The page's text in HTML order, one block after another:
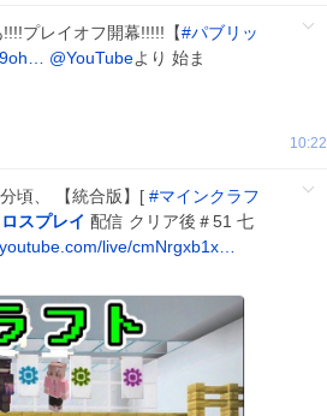
プレイオフ開幕!!!!!【#パブリッ
@YouTubeより 始ま
10:22
頃、 【統合版】[ #マインクラフ
スプレイ 配信 クリア後＃51 七
youtube.com/live/cmNrgxb1x…